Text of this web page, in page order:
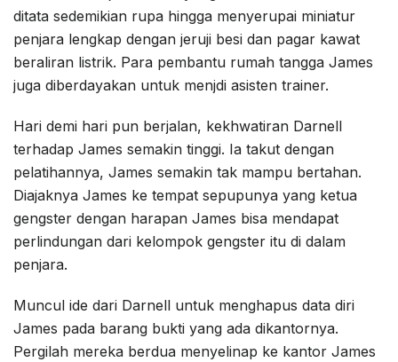
ditata sedemikian rupa hingga menyerupai miniatur
penjara lengkap dengan jeruji besi dan pagar kawat
beraliran listrik. Para pembantu rumah tangga James
juga diberdayakan untuk menjdi asisten trainer.
Hari demi hari pun berjalan, kekhwatiran Darnell
terhadap James semakin tinggi. Ia takut dengan
pelatihannya, James semakin tak mampu bertahan.
Diajaknya James ke tempat sepupunya yang ketua
gengster dengan harapan James bisa mendapat
perlindungan dari kelompok gengster itu di dalam
penjara.
Muncul ide dari Darnell untuk menghapus data diri
James pada barang bukti yang ada dikantornya.
Pergilah mereka berdua menyelinap ke kantor James